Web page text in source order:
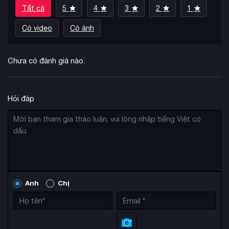
trình sử dụng.
Game gốc đã bán được hơn 24.3 triệu bản và giành được
nhiều giải thưởng danh giá. Với thời lượng chơi lên đến 60+
giờ bao gồm cả DLC, Horizon Zero Dawn Remastered mang
Tất cả 5 4 3 2 1
Có video Có ảnh
Chưa có đánh giá nào.
Hỏi đáp
Anh Chị